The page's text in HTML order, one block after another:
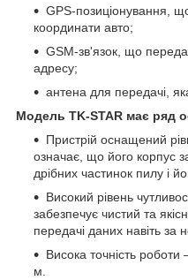
GPS-позиціонування,
координати авто;
GSM-зв'язок, що
адресу;
антена для передачі,
Модель TK-STAR має ряд
Пристрій оснащений
означає, що його корпус
дрібних частинок пилу і
Високий рівень
забезпечує чистий та
передачі даних навіть за
Висока точність
м.